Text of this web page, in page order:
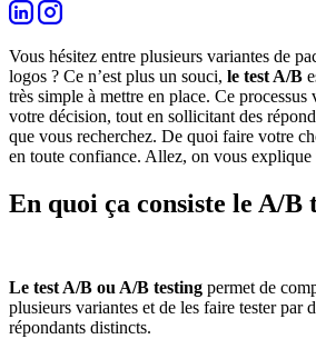
Vous hésitez entre plusieurs variantes de
logos ? Ce n’est plus un souci, le test A/B
très simple à mettre en place. Ce processus
votre décision, tout en sollicitant des
que vous recherchez. De quoi faire votre
en toute confiance. Allez, on vous explique
En quoi ça consiste le A/B
Le test A/B ou A/B testing permet de
plusieurs variantes et de les faire tester par
répondants distincts.